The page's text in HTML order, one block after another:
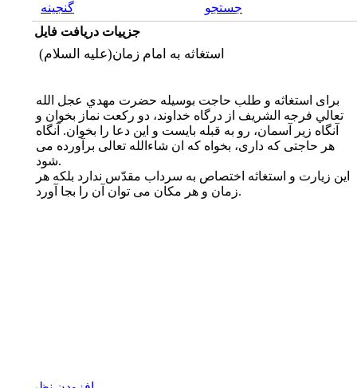
گنجینه
جستجو
جزییات دریافت فایل
براى استغاثه و طلب حاجت بوسیله حضرت مهدي عجل الله
تعالي فرجه الشريف از درگاه خداوند، دو رکعت نماز بخوان و
آنگاه زیر آسمان، رو به قبله بایست و اين دعا را بخوان. آنگاه
هر حاجتى که دارى، بخواه که ان شاءالله تعالى برآورده مى
شود.
این زیارت و استغاثه اختصاص به سرداب مقدّس ندارد بلکه هر
زمان و هر مکان مى توان آن را بجا آورد.